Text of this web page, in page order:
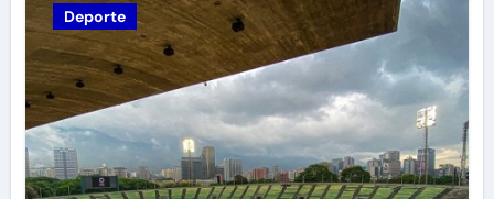
Deporte